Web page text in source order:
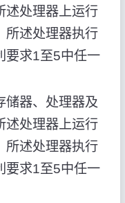
述处理器上运行
所述处理器执行
要求1至5中任一
储器、处理器及
述处理器上运行
所述处理器执行
要求1至5中任一